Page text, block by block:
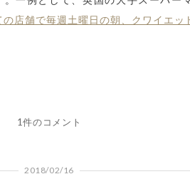
の店舗で毎週土曜日の朝、クワイエッ
1件のコメント
2018/02/16